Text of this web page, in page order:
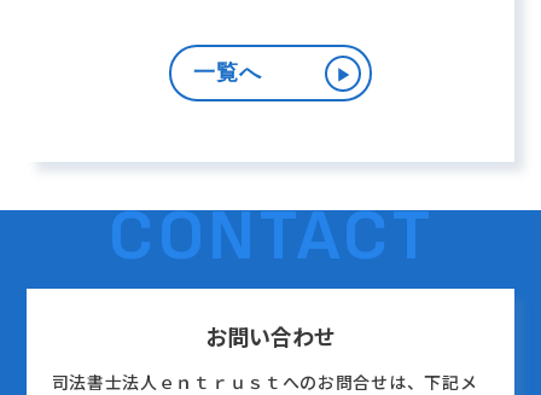
一覧へ ▶︎
CONTACT
お問い合わせ
司法書士法人ｅｎｔｒｕｓｔへのお問合せは、下記メ